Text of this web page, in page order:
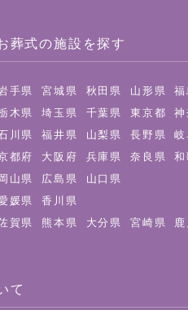
葬式の施設を探す
手県 宮城県 秋田県 山形県
木県 埼玉県 千葉県 東京都
川県 福井県 山梨県 長野県
都府 大阪府 兵庫県 奈良県
山県 広島県
山口県
媛県
香川県
賀県 熊本県 大分県 宮崎県
て